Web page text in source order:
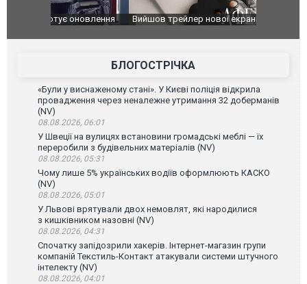
Вийшов трейлер нової екранізації легендарного
БЛОГОСТРІЧКА
«Були у виснаженому стані». У Києві поліція відкрила
провадження через неналежне утримання 32 доберманів
(NV)
08.08.2026, 06:01
У Швеції на вулицях встановини громадські меблі — їх
переробили з будівельних матеріалів (NV)
08.08.2026, 05:31
Чому лише 5% українських водіїв оформлюють КАСКО
(NV)
08.08.2026, 05:01
У Львові врятували двох немовлят, які народилися
з кишківником назовні (NV)
08.08.2026, 04:31
Спочатку запідозрили хакерів. Інтернет-магазин групи
компаній Текстиль-Контакт атакували системи штучного
інтелекту (NV)
08.08.2026, 04:01